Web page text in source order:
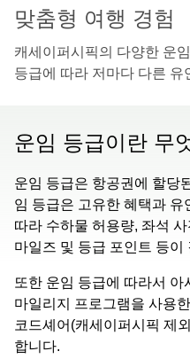
맞춤형 여행 경험
캐세이퍼시픽의 다양한 운
등급에 따라 저마다 다른
운임 등급이란 무
운임 등급은 항공권에 할당
임 등급은 고유한 혜택과 유
따라 수하물 허용량, 좌석
마일즈 및 등급 포인트 등이
또한 운임 등급에 따라서
마일리지 프로그램을 사용
코드셰어(캐세이퍼시픽 제
합니다.